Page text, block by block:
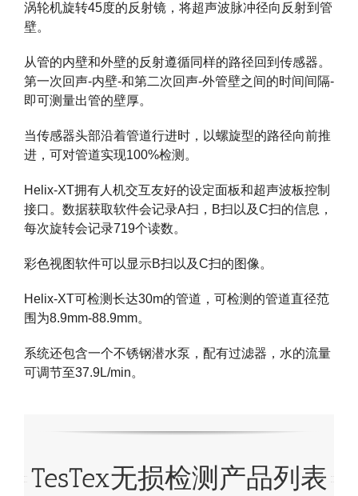
涡轮机旋转45度的反射镜，将超声波脉冲径向反射到管
壁。
从管的内壁和外壁的反射遵循同样的路径回到传感器。
第一次回声-内壁-和第二次回声-外管壁之间的时间间隔-
即可测量出管的壁厚。
当传感器头部沿着管道行进时，以螺旋型的路径向前推
进，可对管道实现100%检测。
Helix-XT拥有人机交互友好的设定面板和超声波板控制
接口。数据获取软件会记录A扫，B扫以及C扫的信息，
每次旋转会记录719个读数。
彩色视图软件可以显示B扫以及C扫的图像。
Helix-XT可检测长达30m的管道，可检测的管道直径范
围为8.9mm-88.9mm。
系统还包含一个不锈钢潜水泵，配有过滤器，水的流量
可调节至37.9L/min。
TesTex无损检测产品列表